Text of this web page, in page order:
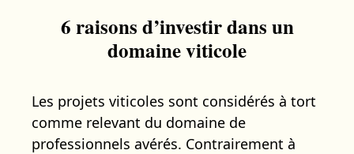
6 raisons d’investir dans un
domaine viticole
Les projets viticoles sont considérés à tort
comme relevant du domaine de
professionnels avérés. Contrairement à